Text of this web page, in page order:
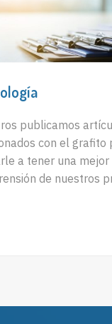
publicamos
con el grafito
a tener una mejor
de nuestros